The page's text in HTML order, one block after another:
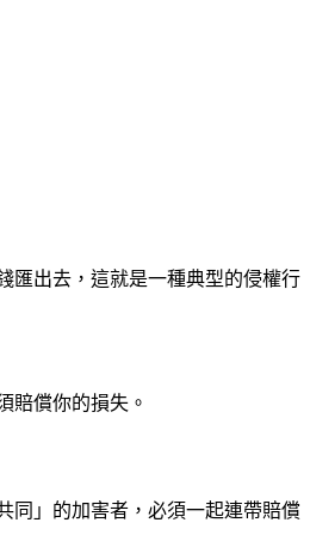
匯出去，這就是一種典型的侵權行
賠償你的損失。
同」的加害者，必須一起連帶賠償